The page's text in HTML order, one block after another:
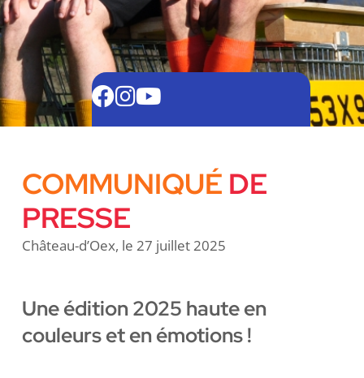
COMMUNIQUÉ DE
PRESSE
Château-d’Oex, le 27 juillet 2025
Une édition 2025 haute en
couleurs et en émotions !